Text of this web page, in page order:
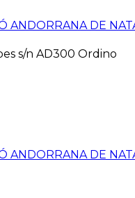
s/n AD300 Ordino